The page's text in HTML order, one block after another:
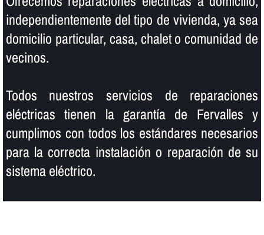
independientemente del tipo de vivienda, ya sea
domicilio particular, casa, chalet o comunidad de
vecinos.
Todos nuestros servicios de reparaciones
eléctricas tienen la garantí­a de Fervalles y
cumplimos con todos los estándares necesarios
para la correcta instalación o reparación de su
sistema eléctrico.